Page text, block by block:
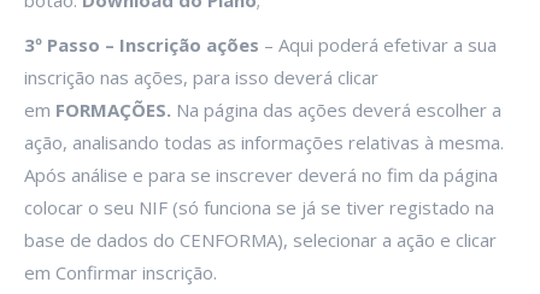
3º Passo – Inscrição ações – Aqui poderá efetivar a sua
inscrição nas ações, para isso deverá clicar
em FORMAÇÕES. Na página das ações deverá escolher a
ação, analisando todas as informações relativas à mesma.
Após análise e para se inscrever deverá no fim da página
colocar o seu NIF (só funciona se já se tiver registado na
base de dados do CENFORMA), selecionar a ação e clicar
em Confirmar inscrição.